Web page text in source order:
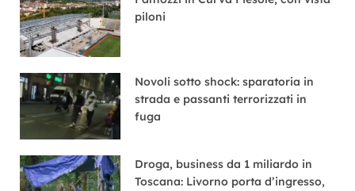
piloni
Novoli sotto shock: sparatoria in
strada e passanti terrorizzati in
fuga
Droga, business da 1 miliardo in
Toscana: Livorno porta d’ingresso,